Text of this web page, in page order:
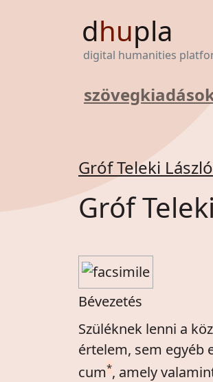
dhupla
digital humanities
Gróf Teleki
Gróf
Bévezetés
Szüléknek lenni a
értelem, sem egyéb
cum*, amely